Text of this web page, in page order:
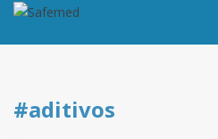
#aditivos